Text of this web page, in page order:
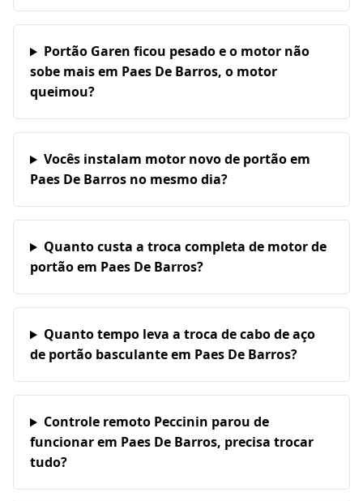
Portão Garen ficou pesado e o motor não
sobe mais em Paes De Barros, o motor
queimou?
Vocês instalam motor novo de portão em
Paes De Barros no mesmo dia?
Quanto custa a troca completa de motor de
portão em Paes De Barros?
Quanto tempo leva a troca de cabo de aço
de portão basculante em Paes De Barros?
Controle remoto Peccinin parou de
funcionar em Paes De Barros, precisa trocar
tudo?